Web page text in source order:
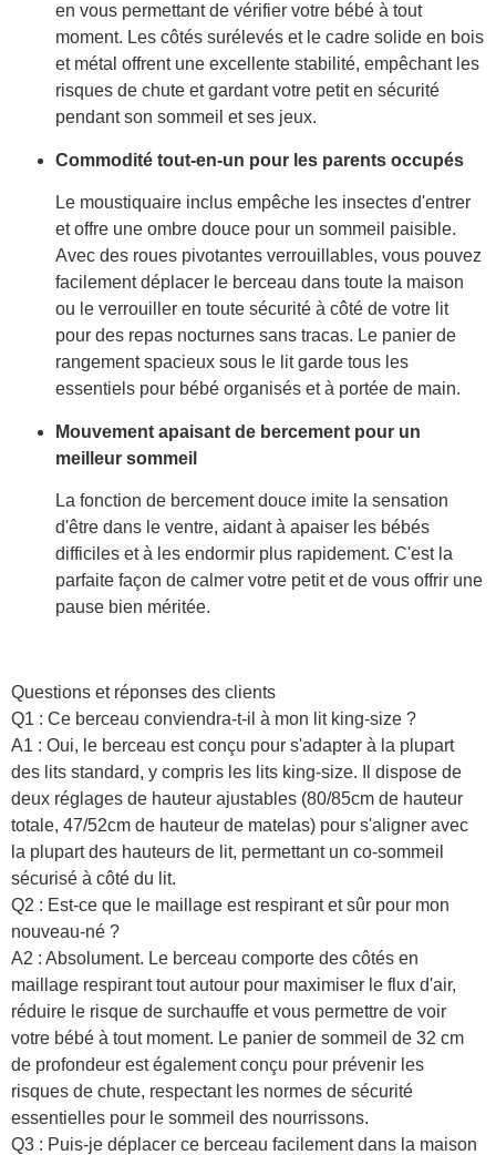
en vous permettant de vérifier votre bébé à tout
moment. Les côtés surélevés et le cadre solide en bois
et métal offrent une excellente stabilité, empêchant les
risques de chute et gardant votre petit en sécurité
pendant son sommeil et ses jeux.
Commodité tout-en-un pour les parents occupés
Le moustiquaire inclus empêche les insectes d'entrer
et offre une ombre douce pour un sommeil paisible.
Avec des roues pivotantes verrouillables, vous pouvez
facilement déplacer le berceau dans toute la maison
ou le verrouiller en toute sécurité à côté de votre lit
pour des repas nocturnes sans tracas. Le panier de
rangement spacieux sous le lit garde tous les
essentiels pour bébé organisés et à portée de main.
Mouvement apaisant de bercement pour un
meilleur sommeil
La fonction de bercement douce imite la sensation
d'être dans le ventre, aidant à apaiser les bébés
difficiles et à les endormir plus rapidement. C'est la
parfaite façon de calmer votre petit et de vous offrir une
pause bien méritée.
Questions et réponses des clients
Q1 : Ce berceau conviendra-t-il à mon lit king-size ?
A1 : Oui, le berceau est conçu pour s'adapter à la plupart
des lits standard, y compris les lits king-size. Il dispose de
deux réglages de hauteur ajustables (80/85cm de hauteur
totale, 47/52cm de hauteur de matelas) pour s'aligner avec
la plupart des hauteurs de lit, permettant un co-sommeil
sécurisé à côté du lit.
Q2 : Est-ce que le maillage est respirant et sûr pour mon
nouveau-né ?
A2 : Absolument. Le berceau comporte des côtés en
maillage respirant tout autour pour maximiser le flux d'air,
réduire le risque de surchauffe et vous permettre de voir
votre bébé à tout moment. Le panier de sommeil de 32 cm
de profondeur est également conçu pour prévenir les
risques de chute, respectant les normes de sécurité
essentielles pour le sommeil des nourrissons.
Q3 : Puis-je déplacer ce berceau facilement dans la maison